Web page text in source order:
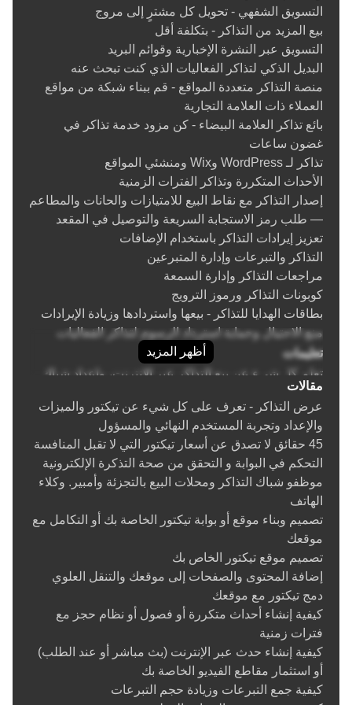
عزز مبيعاتك وخفض الرسوم
تم تصميم Ticketor لتمكينك من بيع تذاكر الفعاليات المتكررة وزيادة
إيراداتك إلى أقصى حد. بالاستغناء عن الوسيط، يمكنك توفير مبلغ كبير
من عمولات بيع التذاكر واستثماره في تسويق الفعاليات واستضافة
فعالياتك.
بفضل إمكانيات التسويق المدمجة، يتيح لك Ticketor الترويج
لفعالياتك المتكررة باستخدام التسويق عبر البريد الإلكتروني، ودمج
منصات التواصل الاجتماعي، والتسويق بالعمولة. وبفضل التقارير
الفورية، ستعرف ما ينجح وما يحتاج إلى تحسين، لتتمكن من بيع المزيد
من التذاكر مع كل فعالية متكررة.
حل شامل لإدارة الأحداث المتكررة
الفعاليات المتكررة، وإدارة عمليات بيع التذاكر، والترويج، ومبيعات
شباك التذاكر
، واختيار المقاعد، وإعداد التقارير، والمتابعة المالية، كل
ذلك في لوحة تحكم واحدة سهلة الاستخدام.
يتم إدارة كل شيء في نظام واحد، من التنظيم إلى تسجيل الوصول.
يُعد حل إدارة الفعاليات الدورية لدينا مثاليًا للمنظمين المشغولين الذين
يرغبون في قضاء وقت أقل في الإدارة ووقت أطول في تقديم تجارب
مميزة.
مُصمم خصيصًا للمنظمين من أي حجم
سواءً كنت تدير مسرحًا محليًا، أو تستضيف سلسلة من ورش العمل
شهريًا، أو تُنظم سلسلة من الندوات المتكررة، فإن Ticketor تُلبي
احتياجاتك. لا يوجد حل واحد يناسب الجميع هنا. حل التذاكر الشهرية
لدينا قابل للتكيف وسهل الإعداد لأي نوع من الفعاليات المتكررة.
احتياجات مؤسستك. أضف فعاليات متكررة، وأضف معالجات دفع
جديدة، ووسّع نطاق تسويقك - كل ذلك دون تغيير الأنظمة أو تعطيل
سير عملك.
لماذا Ticketor للأحداث المتكررة؟
نظام تذاكر صوتي للأحداث المتكررة
جدولة مرنة باستخدام برنامج جدولة الأحداث المتكررة
التسويق الشفهي - تحويل كل مشترٍ إلى مروج
بيع المزيد من التذاكر - بتكلفة أقل
التسويق عبر النشرة الإخبارية وقوائم البريد
البديل الذكي لتذاكر الفعاليات الذي كنت تبحث عنه
منصة التذاكر متعددة المواقع - قم ببناء شبكة من مواقع
العملاء ذات العلامة التجارية
بائع تذاكر العلامة البيضاء - كن مزود خدمة تذاكر في
غضون ساعات
تذاكر لـ WordPress وWix ومنشئي المواقع
الأحداث المتكررة وتذاكر الفترات الزمنية
إصدار التذاكر مع نقاط البيع للامتيازات والحانات والمطاعم
— طلب رمز الاستجابة السريعة والتوصيل في المقعد
تعزيز إيرادات التذاكر باستخدام الإضافات
التذاكر والتبرعات وإدارة المتبرعين
مراجعات التذاكر وإدارة السمعة
كوبونات التذاكر ورموز الترويج
بطاقات الهدايا للتذاكر - بيعها واستردادها وزيادة الإيرادات
منع الاحتيال وحماية استرداد الرسوم لتذاكر الفعاليات
تعليمات
تعلم كل شيء عن بيع التذاكر عبر الإنترنت، وإعداد شباك
التذاكر وموقع تيكتور الخاص بك
إنشاء حدث
نصائح حول إنشاء حدث عبر الإنترنت
تصميم مخطط جلوس المكان
إضافة / تحديث التذاكر
نصائح حول إنشاء أحداث بمسافة آمنة بسبب كوفيد 19
إنشاء وإدارة الأماكن
إنشاء أحداث متكررة وتكرار الحدث
تذاكر الموسم / العضوية
حزم / حزم الأحداث
إعداد مجموعة / أزواج / عائلة / إشغال مزدوج / تذاكر طاولة
كاملة
أحداث متعددة الأيام
مدير الأسئلة (طرح الأسئلة من المشترين)
تكامل معالج الدفع
تكامل باي بال
زيل، فينمو، تحويل بنكي، دفع نقدي، طرق دفع أخرى
أظهر المزيد
مقالات
عرض التذاكر - تعرف على كل شيء عن تيكتور والميزات
والإعداد وتجربة المستخدم النهائي والمسؤول
45 حقائق لا تصدق عن أسعار تيكتور التي لا تقبل المنافسة
التحكم في البوابة و التحقق من صحة التذكرة الإلكترونية
موظفو شباك التذاكر ومحلات البيع بالتجزئة وأمبير. وكلاء
الهاتف
تصميم وبناء موقع أو بوابة تيكتور الخاصة بك أو التكامل مع
موقعك
تصميم موقع تيكتور الخاص بك
إضافة المحتوى والصفحات إلى موقعك والتنقل العلوي
دمج تيكتور مع موقعك
كيفية إنشاء أحداث متكررة أو فصول أو نظام حجز مع
فترات زمنية
كيفية إنشاء حدث عبر الإنترنت (بث مباشر أو عند الطلب)
أو استثمار مقاطع الفيديو الخاصة بك
كيفية جمع التبرعات وزيادة حجم التبرعات